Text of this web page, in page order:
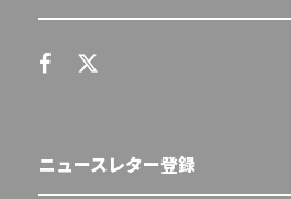
ニュースレター登録